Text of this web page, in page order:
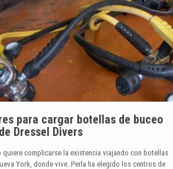
para cargar botellas de buceo
de Dressel Divers
quiere complicarse la existencia viajando con botellas
York, donde vive. Perla ha elegido los centros de